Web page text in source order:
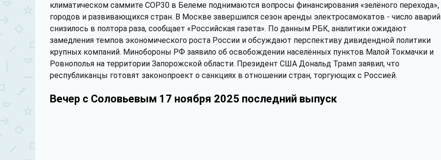
климатическом саммите COP30 в Белеме поднимаются вопросы финансирования «зелёного перехода»,
городов и развивающихся стран. В Москве завершился сезон аренды электросамокатов - число аварий
снизилось в полтора раза, сообщает «Российская газета». По данным РБК, аналитики ожидают
замедления темпов экономического роста России и обсуждают перспективу дивидендной политики
крупных компаний. Минобороны РФ заявило об освобождении населённых пунктов Малой Токмачки и
Ровнополья на территории Запорожской области. Президент США Дональд Трамп заявил, что
республиканцы готовят законопроект о санкциях в отношении стран, торгующих с Россией.
Вечер с Соловьевым 17 ноября 2025 последний выпуск